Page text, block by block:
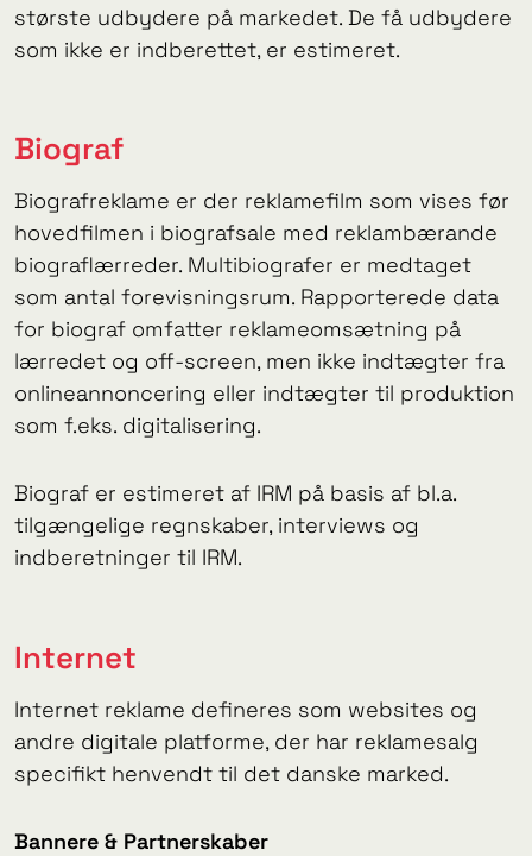
største udbydere på markedet. De få udbydere
som ikke er indberettet, er estimeret.
Biograf
Biografreklame er der reklamefilm som vises før
hovedfilmen i biografsale med reklambærande
biograflærreder. Multibiografer er medtaget
som antal forevisningsrum. Rapporterede data
for biograf omfatter reklameomsætning på
lærredet og off-screen, men ikke indtægter fra
onlineannoncering eller indtægter til produktion
som f.eks. digitalisering.
Biograf er estimeret af IRM på basis af bl.a.
tilgængelige regnskaber, interviews og
indberetninger til IRM.
Internet
Internet reklame defineres som websites og
andre digitale platforme, der har reklamesalg
specifikt henvendt til det danske marked.
Bannere & Partnerskaber